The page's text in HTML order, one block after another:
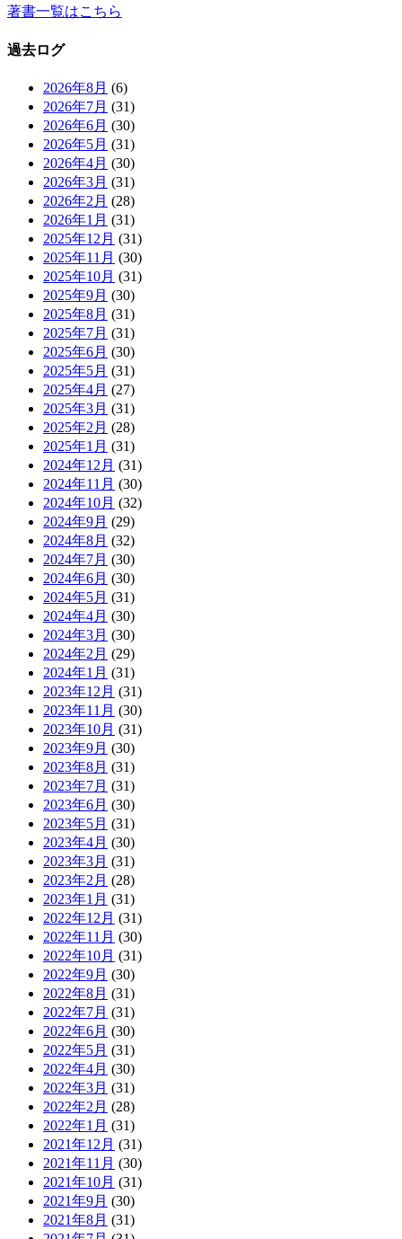
著書一覧はこちら
過去ログ
2026年8月 (6)
2026年7月 (31)
2026年6月 (30)
2026年5月 (31)
2026年4月 (30)
2026年3月 (31)
2026年2月 (28)
2026年1月 (31)
2025年12月 (31)
2025年11月 (30)
2025年10月 (31)
2025年9月 (30)
2025年8月 (31)
2025年7月 (31)
2025年6月 (30)
2025年5月 (31)
2025年4月 (27)
2025年3月 (31)
2025年2月 (28)
2025年1月 (31)
2024年12月 (31)
2024年11月 (30)
2024年10月 (32)
2024年9月 (29)
2024年8月 (32)
2024年7月 (30)
2024年6月 (30)
2024年5月 (31)
2024年4月 (30)
2024年3月 (30)
2024年2月 (29)
2024年1月 (31)
2023年12月 (31)
2023年11月 (30)
2023年10月 (31)
2023年9月 (30)
2023年8月 (31)
2023年7月 (31)
2023年6月 (30)
2023年5月 (31)
2023年4月 (30)
2023年3月 (31)
2023年2月 (28)
2023年1月 (31)
2022年12月 (31)
2022年11月 (30)
2022年10月 (31)
2022年9月 (30)
2022年8月 (31)
2022年7月 (31)
2022年6月 (30)
2022年5月 (31)
2022年4月 (30)
2022年3月 (31)
2022年2月 (28)
2022年1月 (31)
2021年12月 (31)
2021年11月 (30)
2021年10月 (31)
2021年9月 (30)
2021年8月 (31)